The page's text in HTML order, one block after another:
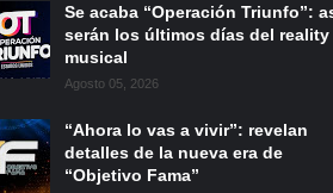
Se acaba “Operación Triunfo”:
serán los últimos días del reality
musical
Agosto 05, 2026
“Ahora lo vas a vivir”: revelan
detalles de la nueva era de
“Objetivo Fama”